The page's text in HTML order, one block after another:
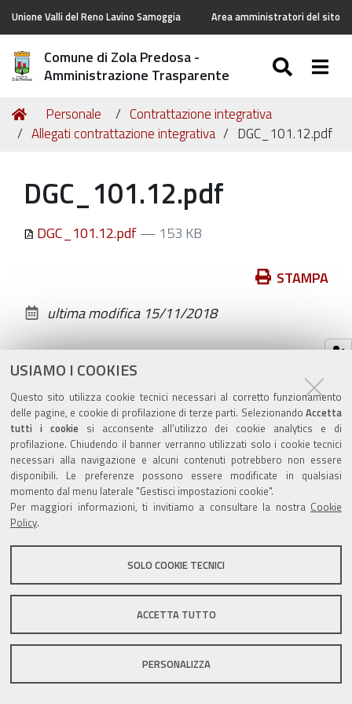
USIAMO I COOKIES
Questo sito utilizza cookie tecnici necessari al corretto funzionamento
delle pagine, e cookie di profilazione di terze parti. Selezionando Accetta
tutti i cookiesi acconsente all’utilizzo dei cookie analytics e di
profilazione. Chiudendo il banner verranno utilizzati solo i cookie tecnici
necessari alla navigazione e alcuni contenuti potrebbero non essere
disponibili. Le preferenze possono essere modificate in qualsiasi
momento dal menu laterale "Gestisci impostazioni cookie".
Per maggiori informazioni, ti invitiamo a consultare la nostra Cookie
Policy.
SOLO COOKIE TECNICI
ACCETTA TUTTO
PERSONALIZZA
Unione Valli del Reno Lavino Samoggia Area amministratori del sito
Comune di Zola Predosa -
Amministrazione Trasparente
Tu
sei
Home
Personale
Contrattazione integrativa
Allegati contrattazione integrativa
DGC_101.12.pdf
DGC_101.12.pdf
DGC_101.12.pdf— 153 KB
documento
STAMPA
ultima modifica 15/11/2018
Valuta questo sito
Sito istituzionale Comune di Zola Predosa
Privacy policy|DPO|Accessibilità